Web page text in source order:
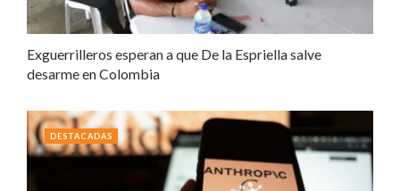
Exguerrilleros esperan a que De la Espriella salve
desarme en Colombia
DESTACADAS